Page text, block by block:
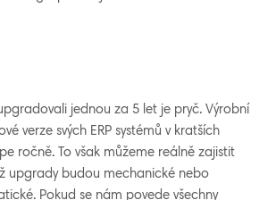
jednou za 5 let je pryč. Výrobní
verze svých ERP systémů v kratších
ročně. To však můžeme reálně zajistit
upgrady budou mechanické nebo
Pokud se nám povede všechny